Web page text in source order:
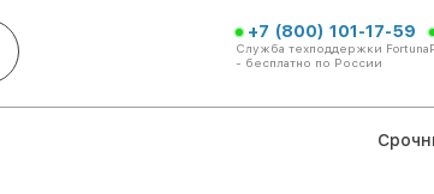
+7 (800) 101-17-59
Служба техподдержки Fortuna
- бесплатно по России